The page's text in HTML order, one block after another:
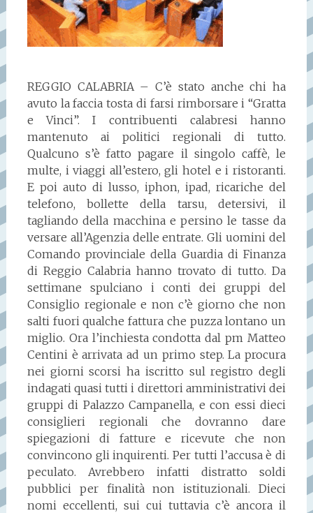
REGGIO CALABRIA – C’è stato anche chi ha
avuto la faccia tosta di farsi rimborsare i “Gratta
e Vinci”. I contribuenti calabresi hanno
mantenuto ai politici regionali di tutto.
Qualcuno s’è fatto pagare il singolo caffè, le
multe, i viaggi all’estero, gli hotel e i ristoranti.
E poi auto di lusso, iphon, ipad, ricariche del
telefono, bollette della tarsu, detersivi, il
tagliando della macchina e persino le tasse da
versare all’Agenzia delle entrate. Gli uomini del
Comando provinciale della Guardia di Finanza
di Reggio Calabria hanno trovato di tutto. Da
settimane spulciano i conti dei gruppi del
Consiglio regionale e non c’è giorno che non
salti fuori qualche fattura che puzza lontano un
miglio. Ora l’inchiesta condotta dal pm Matteo
Centini è arrivata ad un primo step. La procura
nei giorni scorsi ha iscritto sul registro degli
indagati quasi tutti i direttori amministrativi dei
gruppi di Palazzo Campanella, e con essi dieci
consiglieri regionali che dovranno dare
spiegazioni di fatture e ricevute che non
convincono gli inquirenti. Per tutti l’accusa è di
peculato. Avrebbero infatti distratto soldi
pubblici per finalità non istituzionali. Dieci
nomi eccellenti, sui cui tuttavia c’è ancora il